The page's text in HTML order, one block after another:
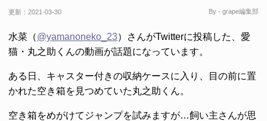
更新： 2021-03-30 By - grape編集部
水菜（@yamanoneko_23）さんがTwitterに投稿した、愛
猫・丸之助くんの動画が話題になっています。
ある日、キャスター付きの収納ケースに入り、目の前に置
かれた空き箱を見つめていた丸之助くん。
空き箱をめがけてジャンプを試みますが…飼い主さんが思